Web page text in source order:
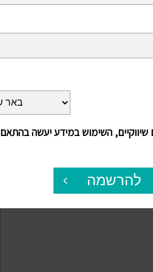
השימוש במידע יעשה בהתאם
להרשמה